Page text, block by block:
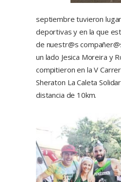
septiembre tuvieron
deportivas y en la que
de nuestr@s
un lado Jesica Moreira y
compitieron en la V
Sheraton La Caleta
distancia de 10km.